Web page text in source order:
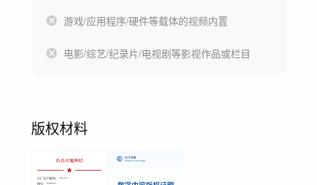
游戏/应用程序/硬件等载体的视频内置
电影/综艺/纪录片/电视剧等影视作品或栏目
版权材料